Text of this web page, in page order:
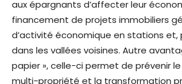
aux épargnants d’affecter leur
financement de projets immobiliers
d’activité économique en stations et,
dans les vallées voisines. Autre
papier », celle-ci permet de prévenir
multi-propriété et la transformation